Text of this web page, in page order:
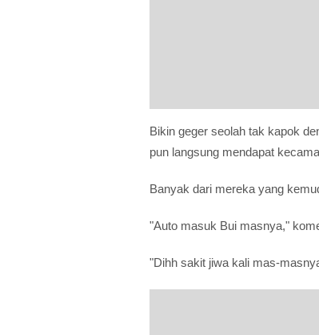
Bikin geger seolah tak kapok
pun langsung mendapat
Banyak dari mereka yang
"Auto masuk Bui masnya,"
"Dihh sakit jiwa kali mas-